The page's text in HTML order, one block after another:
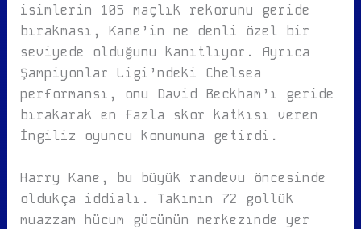
isimlerin 105 maçlık rekorunu geride
bırakması, Kane’in ne denli özel bir
seviyede olduğunu kanıtlıyor. Ayrıca
Şampiyonlar Ligi’ndeki Chelsea
performansı, onu David Beckham’ı geride
bırakarak en fazla skor katkısı veren
İngiliz oyuncu konumuna getirdi.
Harry Kane, bu büyük randevu öncesinde
oldukça iddialı. Takımın 72 gollük
muazzam hücum gücünün merkezinde yer